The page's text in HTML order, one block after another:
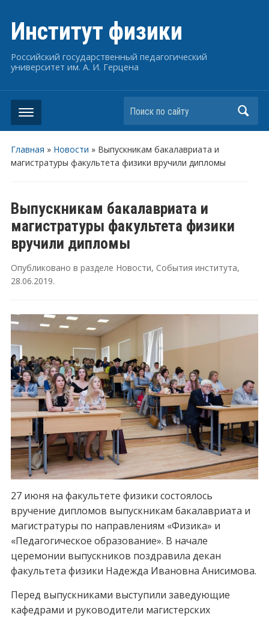
Институт физики
Российский государственный педагогический
университет им. А. И. Герцена
Поиск по сайту
Главная » Новости » Выпускникам бакалавриата и
магистратуры факультета физики вручили дипломы
Выпускникам бакалавриата и
магистратуры факультета физики
вручили дипломы
Опубликовано в разделе Новости, События института,
28.06.2019.
27 июня на факультете физики состоялось
вручение дипломов выпускникам бакалавриата и
магистратуры по направлениям «Физика» и
«Педагогическое образование». В начале
церемонии выпускников поздравила декан
факультета физики Надежда Ивановна Анисимова.
Перед выпускниками выступили заведующие
кафедрами и руководители магистерских